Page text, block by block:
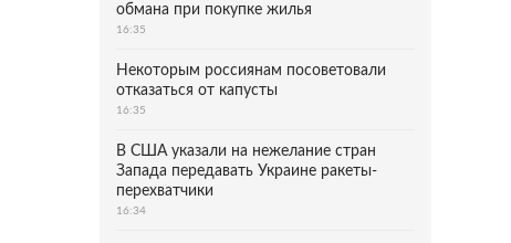
обмана при покупке жилья
16:35
Некоторым россиянам посоветовали
отказаться от капусты
16:35
В США указали на нежелание стран
Запада передавать Украине ракеты-
перехватчики
16:34